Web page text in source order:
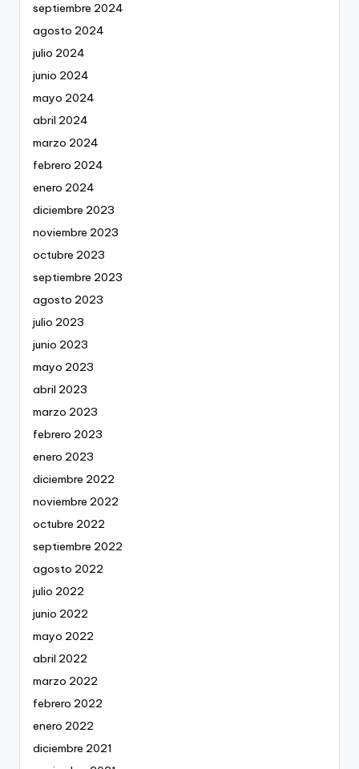
septiembre 2024
agosto 2024
julio 2024
junio 2024
mayo 2024
abril 2024
marzo 2024
febrero 2024
enero 2024
diciembre 2023
noviembre 2023
octubre 2023
septiembre 2023
agosto 2023
julio 2023
junio 2023
mayo 2023
abril 2023
marzo 2023
febrero 2023
enero 2023
diciembre 2022
noviembre 2022
octubre 2022
septiembre 2022
agosto 2022
julio 2022
junio 2022
mayo 2022
abril 2022
marzo 2022
febrero 2022
enero 2022
diciembre 2021